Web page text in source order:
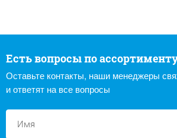
Есть вопросы по
Оставьте контакты, наши менеджеры
и ответят на все вопросы